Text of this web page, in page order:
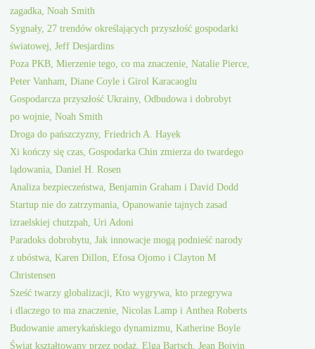
zagadka, Noah Smith
Sygnały, 27 trendów określających przyszłość gospodarki
światowej, Jeff Desjardins
Poza PKB, Mierzenie tego, co ma znaczenie, Natalie Pierce,
Peter Vanham, Diane Coyle i Girol Karacaoglu
Gospodarcza przyszłość Ukrainy, Odbudowa i dobrobyt
po wojnie, Noah Smith
Droga do pańszczyzny, Friedrich A. Hayek
Xi kończy się czas, Gospodarka Chin zmierza do twardego
lądowania, Daniel H. Rosen
Analiza bezpieczeństwa, Benjamin Graham i David Dodd
Startup nie do zatrzymania, Opanowanie tajnych zasad
izraelskiej chutzpah, Uri Adoni
Paradoks dobrobytu, Jak innowacje mogą podnieść narody
z ubóstwa, Karen Dillon, Efosa Ojomo i Clayton M
Christensen
Sześć twarzy globalizacji, Kto wygrywa, kto przegrywa
i dlaczego to ma znaczenie, Nicolas Lamp i Anthea Roberts
Budowanie amerykańskiego dynamizmu, Katherine Boyle
Świat kształtowany przez podaż, Elga Bartsch, Jean Boivin